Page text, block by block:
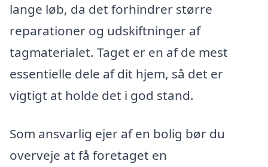
lange løb, da det forhindrer større
reparationer og udskiftninger af
tagmaterialet. Taget er en af de mest
essentielle dele af dit hjem, så det er
vigtigt at holde det i god stand.
Som ansvarlig ejer af en bolig bør du
overveje at få foretaget en